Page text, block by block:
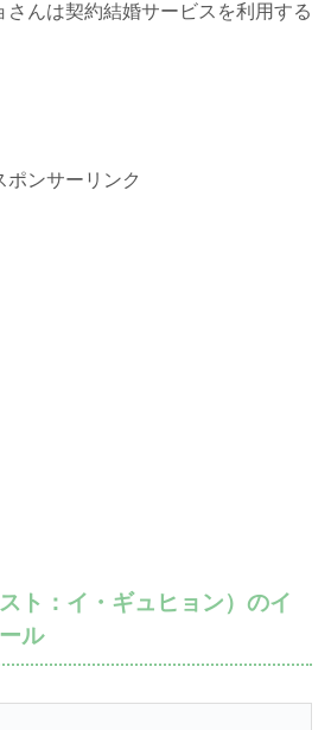
さんは契約結婚サービスを利用する
ポンサーリンク
ト：イ・ギュヒョン）のイ
ル